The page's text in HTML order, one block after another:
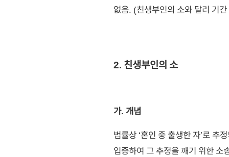
없음. (친생부인의 소와 달리 기
2. 친생부인의 소
가. 개념
법률상 ‘혼인 중 출생한 자’로 추
입증하여 그 추정을 깨기 위한 소